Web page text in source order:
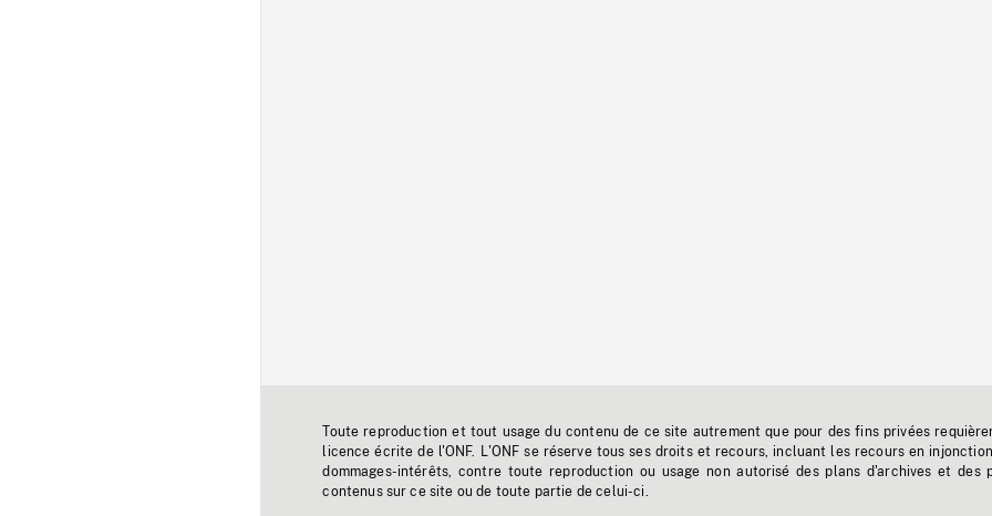
Toute reproduction et tout usage du contenu de ce site autrement que pour des fins privées
licence écrite de l'ONF. L'ONF se réserve tous ses droits et recours, incluant les recours en
dommages-intérêts, contre toute reproduction ou usage non autorisé des plans d'archives et des
contenus sur ce site ou de toute partie de celui-ci.